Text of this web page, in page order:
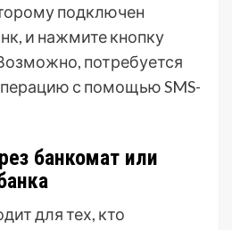
подключен
и нажмите кнопку
потребуется
с помощью SMS-
банкомат или
для тех, кто